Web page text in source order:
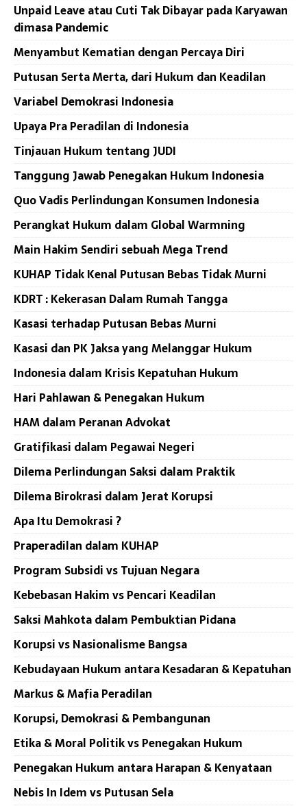
Unpaid Leave atau Cuti Tak Dibayar pada Karyawan
dimasa Pandemic
Menyambut Kematian dengan Percaya Diri
Putusan Serta Merta, dari Hukum dan Keadilan
Variabel Demokrasi Indonesia
Upaya Pra Peradilan di Indonesia
Tinjauan Hukum tentang JUDI
Tanggung Jawab Penegakan Hukum Indonesia
Quo Vadis Perlindungan Konsumen Indonesia
Perangkat Hukum dalam Global Warmning
Main Hakim Sendiri sebuah Mega Trend
KUHAP Tidak Kenal Putusan Bebas Tidak Murni
KDRT : Kekerasan Dalam Rumah Tangga
Kasasi terhadap Putusan Bebas Murni
Kasasi dan PK Jaksa yang Melanggar Hukum
Indonesia dalam Krisis Kepatuhan Hukum
Hari Pahlawan & Penegakan Hukum
HAM dalam Peranan Advokat
Gratifikasi dalam Pegawai Negeri
Dilema Perlindungan Saksi dalam Praktik
Dilema Birokrasi dalam Jerat Korupsi
Apa Itu Demokrasi ?
Praperadilan dalam KUHAP
Program Subsidi vs Tujuan Negara
Kebebasan Hakim vs Pencari Keadilan
Saksi Mahkota dalam Pembuktian Pidana
Korupsi vs Nasionalisme Bangsa
Kebudayaan Hukum antara Kesadaran & Kepatuhan
Markus & Mafia Peradilan
Korupsi, Demokrasi & Pembangunan
Etika & Moral Politik vs Penegakan Hukum
Penegakan Hukum antara Harapan & Kenyataan
Nebis In Idem vs Putusan Sela